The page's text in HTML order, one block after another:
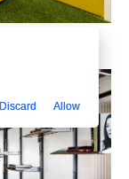
Discard Allow